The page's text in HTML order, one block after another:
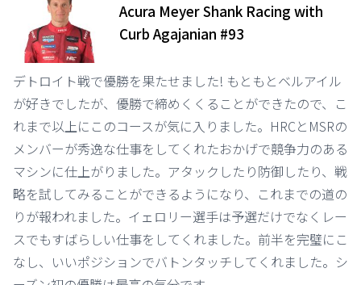
Acura Meyer Shank Racing with
Curb Agajanian #93
デトロイト戦で優勝を果たせました! もともとベルアイル
が好きでしたが、優勝で締めくくることができたので、こ
れまで以上にこのコースが気に入りました。HRCとMSRの
メンバーが秀逸な仕事をしてくれたおかげで競争力のある
マシンに仕上がりました。アタックしたり防御したり、戦
略を試してみることができるようになり、これまでの道の
りが報われました。イェロリー選手は予選だけでなくレー
スでもすばらしい仕事をしてくれました。前半を完璧にこ
なし、いいポジションでバトンタッチしてくれました。シ